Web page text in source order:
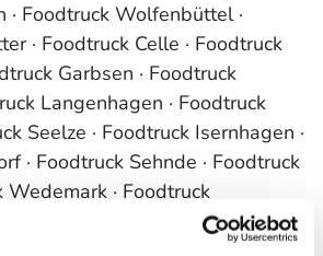
· Foodtruck Wolfenbüttel ·
· Foodtruck Celle · Foodtruck
Garbsen · Foodtruck
Langenhagen · Foodtruck
Seelze · Foodtruck Isernhagen ·
· Foodtruck Sehnde · Foodtruck
Wedemark · Foodtruck
Neustadt am